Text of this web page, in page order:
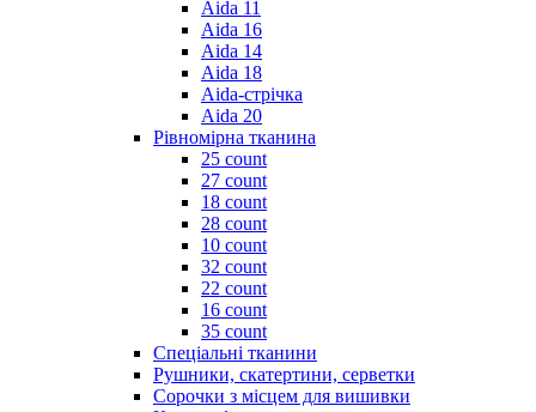
Aida 11
Aida 16
Aida 14
Aida 18
Aida-стрічка
Aida 20
Рівномірна тканина
25 count
27 count
18 count
28 count
10 count
32 count
22 count
16 count
35 count
Спеціальні тканини
Рушники, скатертини, серветки
Сорочки з місцем для вишивки